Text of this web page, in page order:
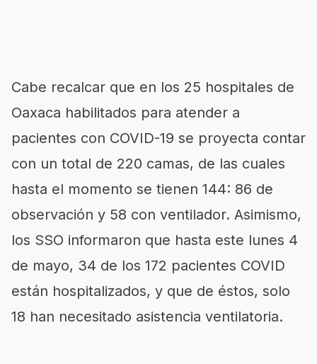
Cabe recalcar que en los 25 hospitales de
Oaxaca habilitados para atender a
pacientes con COVID-19 se proyecta contar
con un total de 220 camas, de las cuales
hasta el momento se tienen 144: 86 de
observación y 58 con ventilador. Asimismo,
los SSO informaron que hasta este lunes 4
de mayo, 34 de los 172 pacientes COVID
están hospitalizados, y que de éstos, solo
18 han necesitado asistencia ventilatoria.